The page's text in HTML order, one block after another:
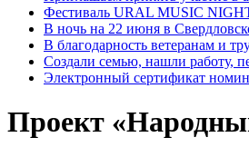
Фестиваль URAL MUSIC
В ночь на 22 июня в
В благодарность ветеранам и
Создали семью, нашли работу,
Электронный сертификат
Проект